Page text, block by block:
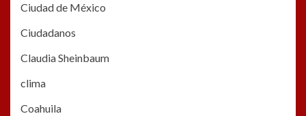
Ciudad de México
Ciudadanos
Claudia Sheinbaum
clima
Coahuila